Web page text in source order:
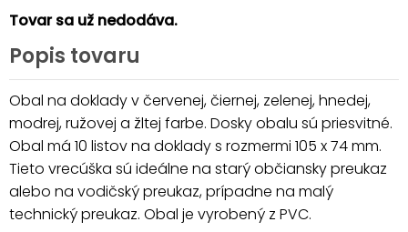
Tovar sa už nedodáva.
Popis tovaru
Obal na doklady v červenej, čiernej, zelenej, hnedej,
modrej, ružovej a žltej farbe. Dosky obalu sú priesvitné.
Obal má 10 listov na doklady s rozmermi 105 x 74 mm.
Tieto vrecúška sú ideálne na starý občiansky preukaz
alebo na vodičský preukaz, prípadne na malý
technický preukaz. Obal je vyrobený z PVC.